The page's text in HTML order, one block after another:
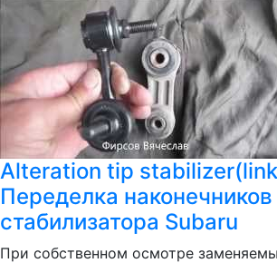
Alteration tip
Переделка наконечников
стабилизатора Subaru
При собственном осмотре